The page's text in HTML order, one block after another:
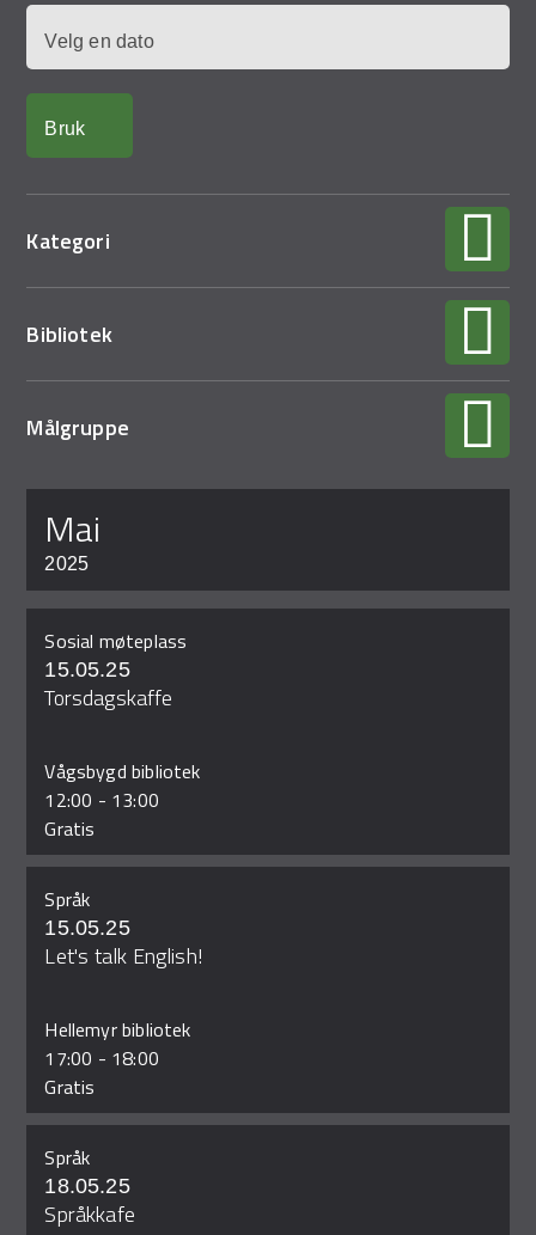
Kategori
Bibliotek
Målgruppe
mai
2025
Sosial møteplass
15.05.25
Torsdagskaffe
Vågsbygd bibliotek
12:00 - 13:00
Gratis
Språk
15.05.25
Let's talk English!
Hellemyr bibliotek
17:00 - 18:00
Gratis
Språk
18.05.25
Språkkafe